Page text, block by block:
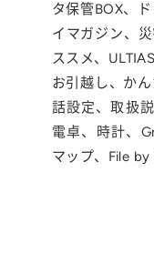
タ保管BOX、
イマガジン、
ススメ、
お引越し、か
話設定、取扱
電卓、時計、
マップ、File